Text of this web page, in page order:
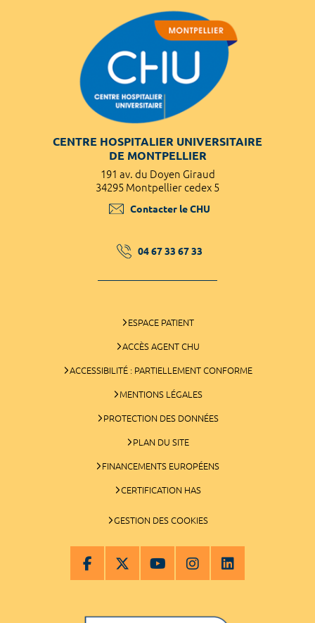
CENTRE HOSPITALIER UNIVERSITAIRE
DE MONTPELLIER
191 av. du Doyen Giraud
34295 Montpellier cedex 5
Contacter le CHU
04 67 33 67 33
ESPACE PATIENT
ACCÈS AGENT CHU
ACCESSIBILITÉ : PARTIELLEMENT CONFORME
MENTIONS LÉGALES
PROTECTION DES DONNÉES
PLAN DU SITE
FINANCEMENTS EUROPÉENS
CERTIFICATION HAS
GESTION DES COOKIES